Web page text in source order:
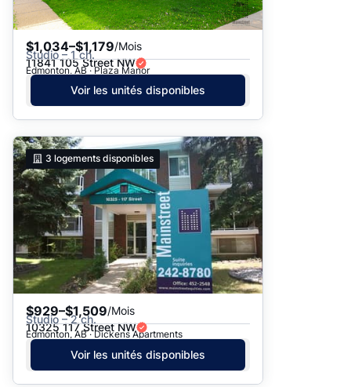
$1,034–$1,179/Mois
Studio – 1 ch.
11841 105 Street NW
Edmonton, AB · Plaza Manor
Voir les unités disponibles
3 logements disponibles
$929–$1,509/Mois
Studio – 2 ch.
10325 117 Street NW
Edmonton, AB · Dickens Apartments
Voir les unités disponibles